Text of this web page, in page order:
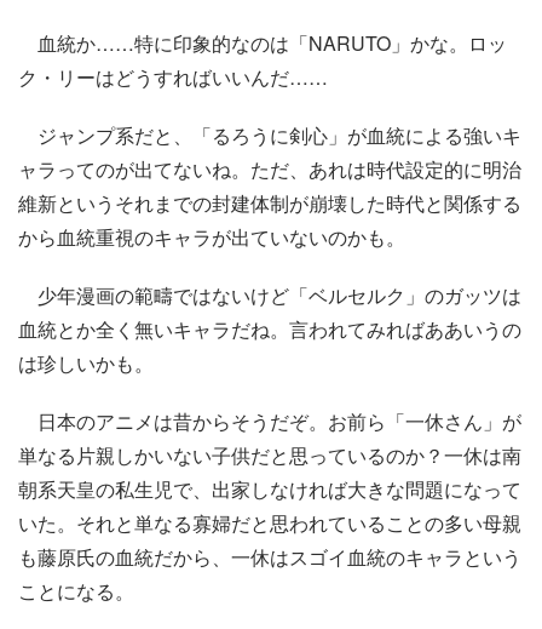
血統か……特に印象的なのは「NARUTO」かな。ロッ
ク・リーはどうすればいいんだ……
ジャンプ系だと、「るろうに剣心」が血統による強いキ
ャラってのが出てないね。ただ、あれは時代設定的に明治
維新というそれまでの封建体制が崩壊した時代と関係する
から血統重視のキャラが出ていないのかも。
少年漫画の範疇ではないけど「ベルセルク」のガッツは
血統とか全く無いキャラだね。言われてみればああいうの
は珍しいかも。
日本のアニメは昔からそうだぞ。お前ら「一休さん」が
単なる片親しかいない子供だと思っているのか？一休は南
朝系天皇の私生児で、出家しなければ大きな問題になって
いた。それと単なる寡婦だと思われていることの多い母親
も藤原氏の血統だから、一休はスゴイ血統のキャラという
ことになる。